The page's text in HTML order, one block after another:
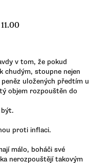
v tom, že pokud
chudým, stoupne nejen
uložených předtím u
objem rozpouštěn do
proti inflaci.
málo, boháči své
nerozpouštějí takovým